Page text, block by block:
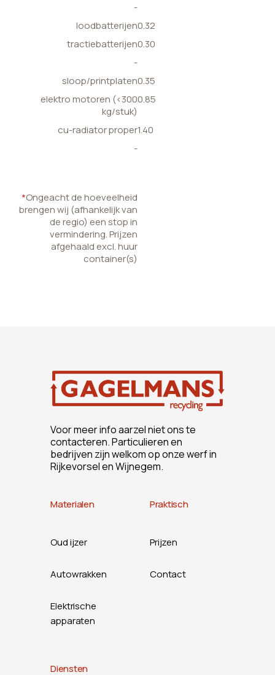
-
loodbatterijen0.32
tractiebatterijen0.30
-
sloop/printplaten0.35
elektro motoren (<300
kg/stuk)
0.85
cu-radiator proper1.40
-
*Ongeacht de hoeveelheid
brengen wij (afhankelijk van
de regio) een stop in
vermindering. Prijzen
afgehaald excl. huur
container(s)
Voor meer info aarzel niet ons te
contacteren. Particulieren en
bedrijven zijn welkom op onze werf in
Rijkevorsel en Wijnegem.
Materialen
Oud ijzer
Autowrakken
Elektrische
apparaten
Praktisch
Prijzen
Contact
Diensten